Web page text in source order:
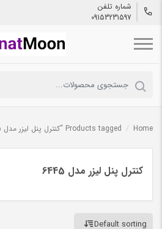
شماره تلفن
09153231597
Home
/ Products tagged “کنترل پنل لیزر مدل 6445”
کنترل پنل لیزر مدل 6445
Default sorting